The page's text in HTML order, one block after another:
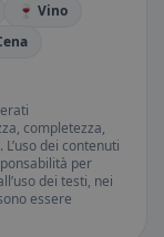
🍷 Vino
completezza,
dei contenuti
per
dei testi, nei
essere